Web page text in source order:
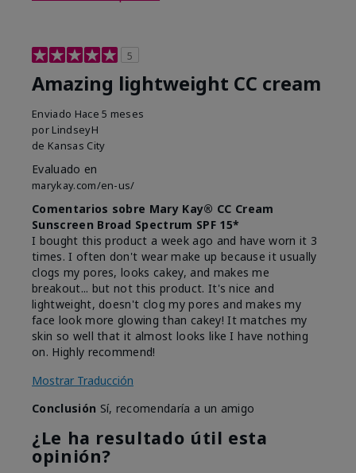
5
Amazing lightweight CC cream
Enviado Hace 5 meses
por LindseyH
de Kansas City
Evaluado en
marykay.com/en-us/
Comentarios sobre Mary Kay® CC Cream
Sunscreen Broad Spectrum SPF 15*
I bought this product a week ago and have worn it 3
times. I often don't wear make up because it usually
clogs my pores, looks cakey, and makes me
breakout... but not this product. It's nice and
lightweight, doesn't clog my pores and makes my
face look more glowing than cakey! It matches my
skin so well that it almost looks like I have nothing
on. Highly recommend!
Mostrar Traducción
Conclusión Sí, recomendaría a un amigo
¿Le ha resultado útil esta
opinión?